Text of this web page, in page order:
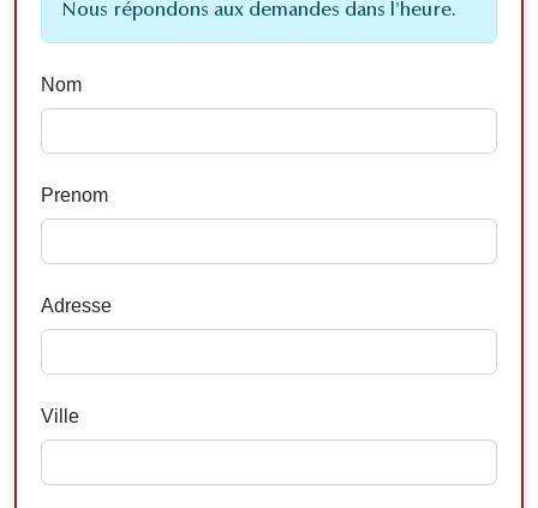
Nous répondons aux demandes dans l'heure.
Nom
Prenom
Adresse
Ville